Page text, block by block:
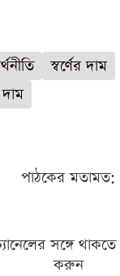
স্বর্ণের দাম
পাঠকের মতামত:
সঙ্গে থাকতে
করুন